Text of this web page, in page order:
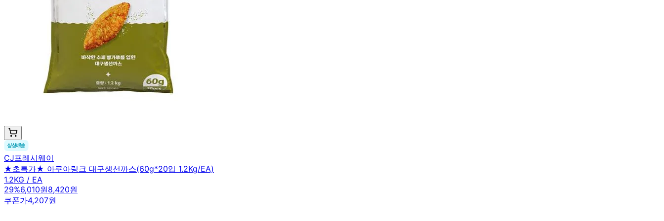
CJ프레시웨이
★초특가★ 아쿠아링크 대구생선까스(60g*20입 1.2Kg/EA)
1.2KG / EA
29%6,010원8,420원
쿠폰가4,207원